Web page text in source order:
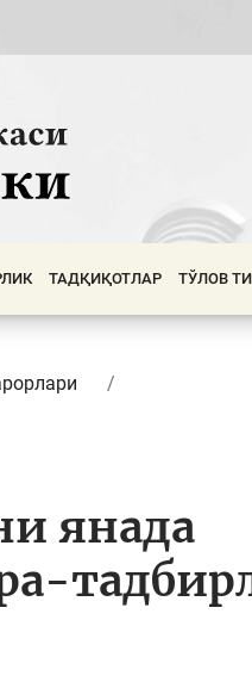
ТАДҚИҚОТЛАР ТЎЛОВ
янада